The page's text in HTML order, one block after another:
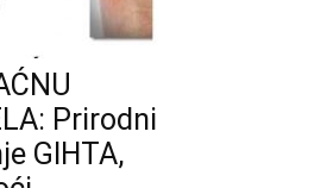
Prirodni
GIHTA,